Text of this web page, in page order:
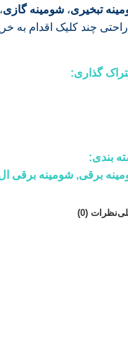
تبخیری، شومینه گازی،
راحتی چند کلیک اقدام به
گذاری:
بندی:
برقی, شومینه برقی
نظرات (0)